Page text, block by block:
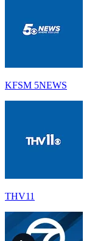
KFSM 5NEWS
THV11